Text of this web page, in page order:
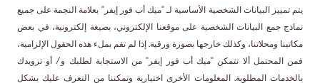
يتم تمييز البيانات الشخصية الأساسية لـ "ميك أب فور إيفر" بعلامة النجمة على جميع
نماذج جمع البيانات الشخصية على موقعنا الإلكتروني، بصيغة إلكترونية، في بعض
مكاتبنا ومحلاتنا، وكذلك خارجها بصورة ورقية. إذا لم تقم بملء هذه الحقول الإلزامية،
فمن المحتمل ألا تتمكن "ميك أب فور إيفر" من الاستجابة لطلبك و/ أو تزويدك
بالخدمات المطلوبة. المعلومات الأخرى اختيارية وتمكننا من التعرف عليك بشكل